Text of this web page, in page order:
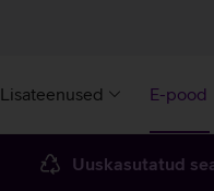
Lisateenused E-pood
Uuskasutatud